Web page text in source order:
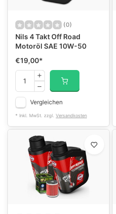
(0)
Nils 4 Takt Off Road
Motoröl SAE 10W-50
€19,00*
Vergleichen
* Inkl. MwSt. zzgl. Versandkosten